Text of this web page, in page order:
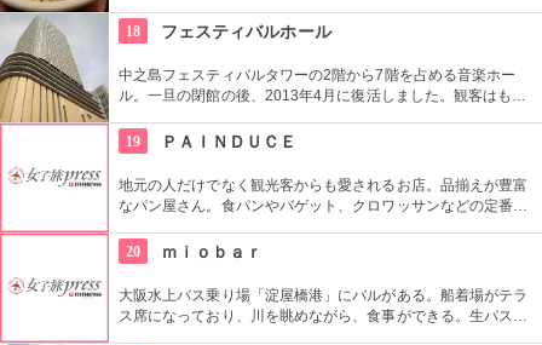
どんにはシンプルに生醤油が合います。ちなみに『本店』とあ
りますが、支店はないそう。ここだけの味です。
18 フェスティバルホール
中之島フェスティバルタワーの2階から7階を占める音楽ホー
ル。一旦の閉館の後、2013年4月に復活しました。観客はもと
音響設計により高い芸術性の演奏会にふさわしい空間づくりを
実現。全2700席のホールはさらなる文化発信の殿堂として始動
しています。
19 ＰＡＩＮＤＵＣＥ
地元の人だけでなく観光客からも愛されるお店。品揃えが豊富
なパン屋さん。食パンやバゲット、クロワッサンなどの定番の
数。国産の小麦にこだわり、厳選された野菜や果物を使い、オ
リジナリティ溢れるパンが味わえる。
20 ｍｉｏｂａｒ
大阪水上バス乗り場「淀屋橋港」にバルがある。船着場がテラ
ス席になっており、川を眺めながら、食事ができる。生パスタ